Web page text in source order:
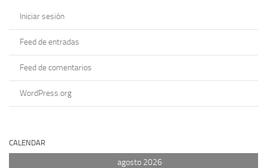
Iniciar sesión
Feed de entradas
Feed de comentarios
WordPress.org
CALENDAR
agosto 2026